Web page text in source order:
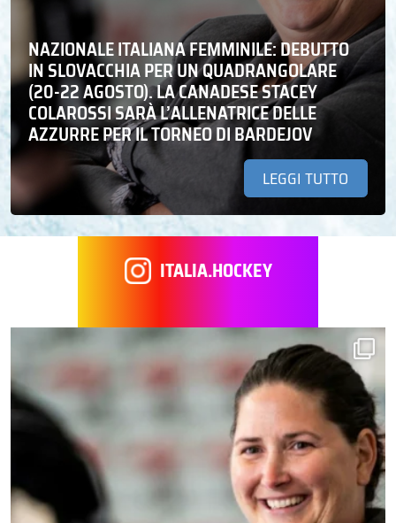
NAZIONALE ITALIANA FEMMINILE: DEBUTTO
IN SLOVACCHIA PER UN QUADRANGOLARE
(20-22 AGOSTO). LA CANADESE STACEY
COLAROSSI SARÀ L’ALLENATRICE DELLE
AZZURRE PER IL TORNEO DI BARDEJOV
LEGGI TUTTO
ITALIA.HOCKEY